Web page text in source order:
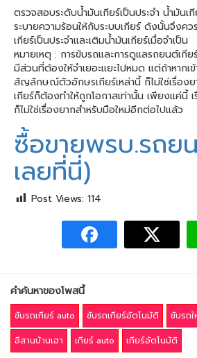
ตรวจสอบระดับน้ำมันเกียร์เป็นประจำ น้ำมันเ
ระบายความร้อนให้กับระบบเกียร์ ดังนั้นจึงค
เกียร์เป็นประจำและเติมน้ำมันเกียร์เมื่อจำเป็น
หมายเหตุ : การขับรถและการดูแลรถยนต์เกี
มีส่วนที่ต้องให้จำเยอะแยะไปหมด แต่ถ้าหากเ
สัญลักษณ์ตัวอักษรเกียร์เหล่านี้ ก็ไม่ใช่เรื่องย
เกียร์ก็ต้องทำให้ถูกโอกาสเท่านั้น เพียงแค่นี้
ก็ไม่ใช่เรื่องยากสำหรับมือใหม่อีกต่อไปแล้ว
ซื้อขายพรบ.รถย
เลยที่นี่)
Post Views: 114
คำค้นหาของโพสนี้
ขับรถเกียร์ auto ขับรถเกียร์อัตโนมัติ ขับรถ
อีสานบ้านเฮา
เกียร์ auto เกียร์อัตโนมัติ